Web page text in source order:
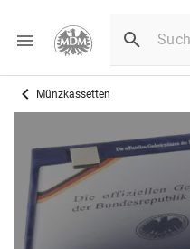
Münzkassetten